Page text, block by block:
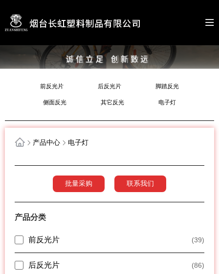
前反光片 后反光片 脚踏反光
侧面反光 其它反光 电子灯
产品中心 电子灯
批量采购 联系我们
产品分类
前反光片 (39)
后反光片 (86)